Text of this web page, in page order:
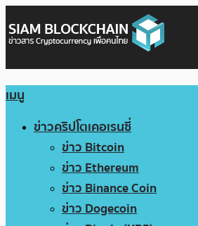
เมนู
ข่าวคริปโตเคอเรนซี่
ข่าว Bitcoin
ข่าว Ethereum
ข่าว Binance Coin
ข่าว Dogecoin